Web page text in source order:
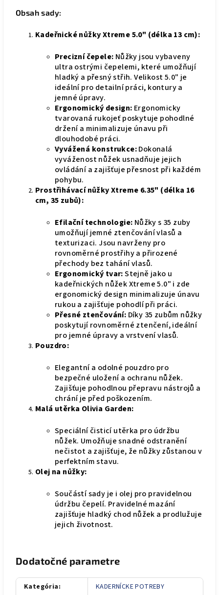
Obsah sady:
Kadeřnické nůžky Xtreme 5.0" (délka 13 cm):
Precizní čepele: Nůžky jsou vybaveny
ultra ostrými čepelemi, které umožňují
hladký a přesný střih. Velikost 5.0" je
ideální pro detailní práci, kontury a
jemné úpravy.
Ergonomický design: Ergonomicky
tvarovaná rukojeť poskytuje pohodlné
držení a minimalizuje únavu při
dlouhodobé práci.
Vyvážená konstrukce:Dokonalá
vyváženost nůžek usnadňuje jejich
ovládání a zajišťuje přesnost při každém
pohybu.
Prostřihávací nůžky Xtreme 6.35" (délka 16
cm, 35 zubů):
Efilační technologie: Nůžky s 35 zuby
umožňují jemné ztenčování vlasů a
texturizaci. Jsou navrženy pro
rovnoměrné prostřihy a přirozené
přechody bez tahání vlasů.
Ergonomický tvar:Stejně jako u
kadeřnických nůžek Xtreme 5.0" i zde
ergonomický design minimalizuje únavu
rukou a zajišťuje pohodlí při práci.
Přesné ztenčování: Díky 35 zubům nůžky
poskytují rovnoměrné ztenčení, ideální
pro jemné úpravy a vrstvení vlasů.
Pouzdro:
Elegantní a odolné pouzdro pro
bezpečné uložení a ochranu nůžek.
Zajišťuje pohodlnou přepravu nástrojů a
chrání je před poškozením.
Malá utěrka Olivia Garden:
Speciální čisticí utěrka pro údržbu
nůžek. Umožňuje snadné odstranění
nečistot a zajišťuje, že nůžky zůstanou v
perfektním stavu.
Olej na nůžky:
Součástí sady je i olej pro pravidelnou
údržbu čepelí. Pravidelné mazání
zajišťuje hladký chod nůžek a prodlužuje
jejich životnost.
Dodatočné parametre
Kategória: KADERNÍCKE POTREBY